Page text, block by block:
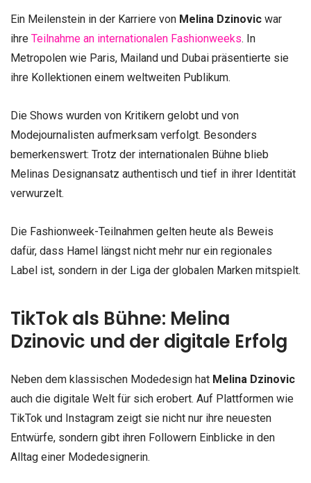
Ein Meilenstein in der Karriere von Melina Dzinovic war
ihre Teilnahme an internationalen Fashionweeks. In
Metropolen wie Paris, Mailand und Dubai präsentierte sie
ihre Kollektionen einem weltweiten Publikum.
Die Shows wurden von Kritikern gelobt und von
Modejournalisten aufmerksam verfolgt. Besonders
bemerkenswert: Trotz der internationalen Bühne blieb
Melinas Designansatz authentisch und tief in ihrer Identität
verwurzelt.
Die Fashionweek-Teilnahmen gelten heute als Beweis
dafür, dass Hamel längst nicht mehr nur ein regionales
Label ist, sondern in der Liga der globalen Marken mitspielt.
TikTok als Bühne: Melina
Dzinovic und der digitale Erfolg
Neben dem klassischen Modedesign hat Melina Dzinovic
auch die digitale Welt für sich erobert. Auf Plattformen wie
TikTok und Instagram zeigt sie nicht nur ihre neuesten
Entwürfe, sondern gibt ihren Followern Einblicke in den
Alltag einer Modedesignerin.